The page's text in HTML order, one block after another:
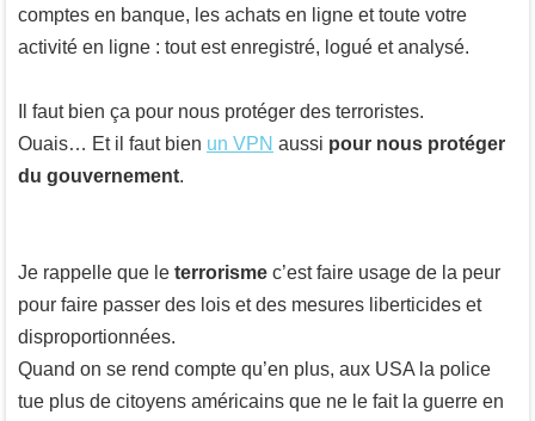
comptes en banque, les achats en ligne et toute votre
activité en ligne : tout est enregistré, logué et analysé.
Il faut bien ça pour nous protéger des terroristes.
Ouais… Et il faut bien un VPN aussi pour nous protéger
du gouvernement.
Je rappelle que le terrorisme c’est faire usage de la peur
pour faire passer des lois et des mesures liberticides et
disproportionnées.
Quand on se rend compte qu’en plus, aux USA la police
tue plus de citoyens américains que ne le fait la guerre en